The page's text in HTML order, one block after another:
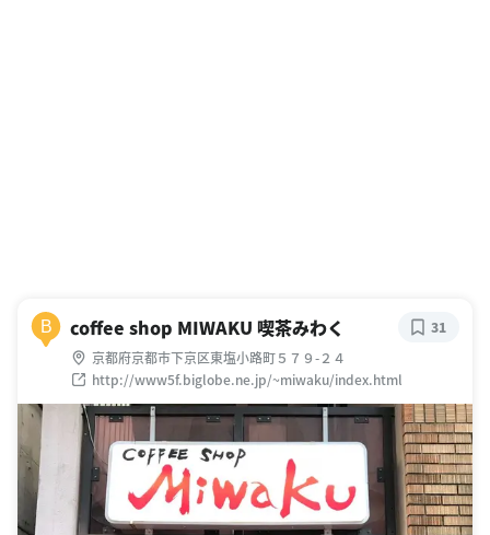
B coffee shop MIWAKU 喫茶みわく
京都府京都市下京区東塩小路町５７９-２４
http://www5f.biglobe.ne.jp/~miwaku/index.html
31